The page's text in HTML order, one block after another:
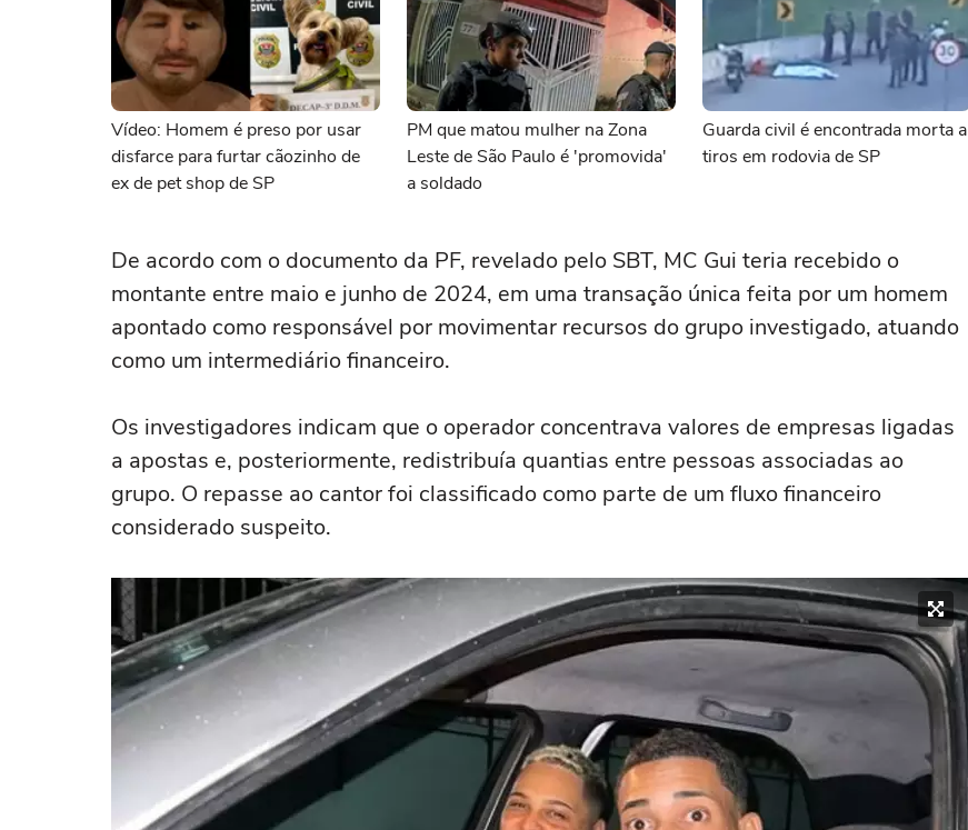
Vídeo: Homem é preso por usar
disfarce para furtar cãozinho de
ex de pet shop de SP
PM que matou mulher na Zona
Leste de São Paulo é 'promovida'
a soldado
Guarda civil é encontrada morta a
tiros em rodovia de SP
De acordo com o documento da PF, revelado pelo SBT, MC Gui teria recebido o
montante entre maio e junho de 2024, em uma transação única feita por um homem
apontado como responsável por movimentar recursos do grupo investigado, atuando
como um intermediário financeiro.
Os investigadores indicam que o operador concentrava valores de empresas ligadas
a apostas e, posteriormente, redistribuía quantias entre pessoas associadas ao
grupo. O repasse ao cantor foi classificado como parte de um fluxo financeiro
considerado suspeito.